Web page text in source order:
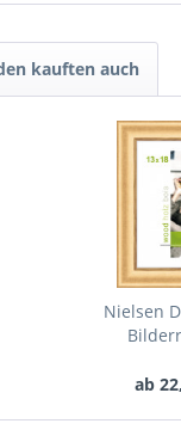
kauften auch
Nielsen
ab